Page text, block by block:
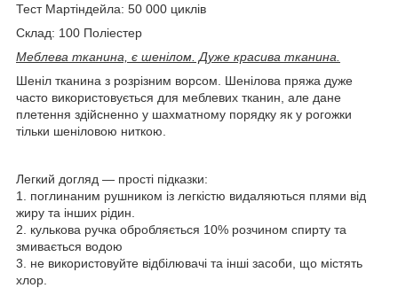
Тест Мартіндейла: 50 000 циклів
Склад: 100 Поліестер
Меблева тканина, є шенілом. Дуже красива тканина.
Шеніл тканина з розрізним ворсом. Шенілова пряжа дуже
часто використовується для меблевих тканин, але дане
плетення здійсненно у шахматному порядку як у рогожки
тільки шеніловою ниткою.
Легкий догляд — прості підказки:
1. поглинаним рушником із легкістю видаляються плями від
жиру та інших рідин.
2. кулькова ручка обробляється 10% розчином спирту та
змивається водою
3. не використовуйте відбілювачі та інші засоби, що містять
хлор.